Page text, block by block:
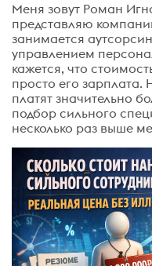
Меня зовут Роман
представляю
занимается
управлением
кажется, что
просто его зарплата.
платят значительно
подбор сильного
несколько раз выше